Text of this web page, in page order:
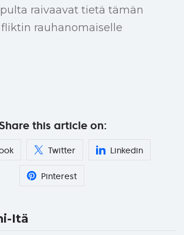
raivaavat tietä tämän
rauhanomaiselle
Share this article on:
Twitter Linkedin
Pinterest
Itä